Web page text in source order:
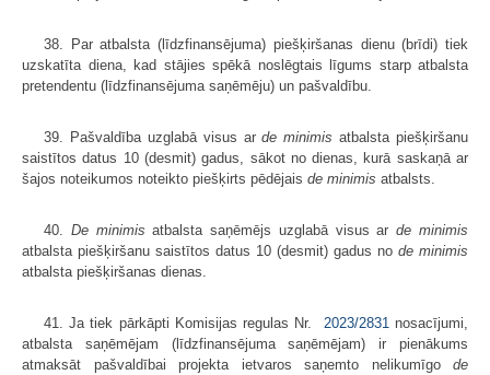
38. Par atbalsta (līdzfinansējuma) piešķiršanas dienu (brīdi) tiek
uzskatīta diena, kad stājies spēkā noslēgtais līgums starp atbalsta
pretendentu (līdzfinansējuma saņēmēju) un pašvaldību.
39. Pašvaldība uzglabā visus arde minimis atbalsta piešķiršanu
saistītos datus 10 (desmit) gadus, sākot no dienas, kurā saskaņā ar
šajos noteikumos noteikto piešķirts pēdējais de minimis atbalsts.
40. De minimis atbalsta saņēmējs uzglabā visus arde minimis
atbalsta piešķiršanu saistītos datus 10 (desmit) gadus no de minimis
atbalsta piešķiršanas dienas.
41. Ja tiek pārkāpti Komisijas regulas Nr. 2023/2831 nosacījumi,
atbalsta saņēmējam (līdzfinansējuma saņēmējam) ir pienākums
atmaksāt pašvaldībai projekta ietvaros saņemto nelikumīgo de